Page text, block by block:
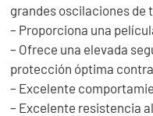
grandes oscilaciones de
– Proporciona una
– Ofrece una elevada
protección óptima
– Excelente
– Excelente resistencia